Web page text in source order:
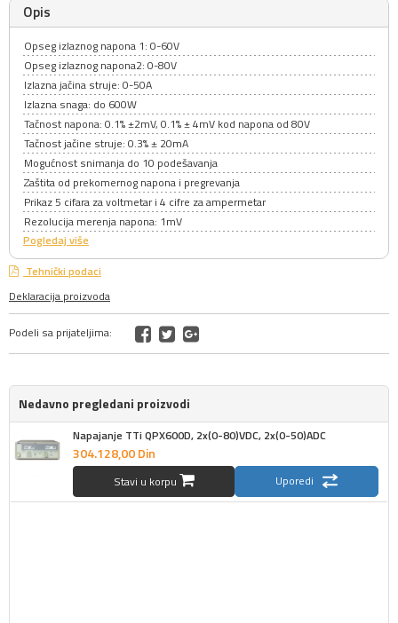
Opis
Opseg izlaznog napona 1: 0-60V
Opseg izlaznog napona2: 0-80V
Izlazna jačina struje: 0-50A
Izlazna snaga: do 600W
Tačnost napona: 0.1% ±2mV, 0.1% ± 4mV kod napona od 80V
Tačnost jačine struje: 0.3% ± 20mA
Mogućnost snimanja do 10 podešavanja
Zaštita od prekomernog napona i pregrevanja
Prikaz 5 cifara za voltmetar i 4 cifre za ampermetar
Rezolucija merenja napona: 1mV
Pogledaj više
Tehnički podaci
Deklaracija proizvoda
Podeli sa prijateljima:
Nedavno pregledani proizvodi
Napajanje TTi QPX600D, 2x(0-80)VDC, 2x(0-50)ADC
304.128,00Din
Stavi u korpu Uporedi